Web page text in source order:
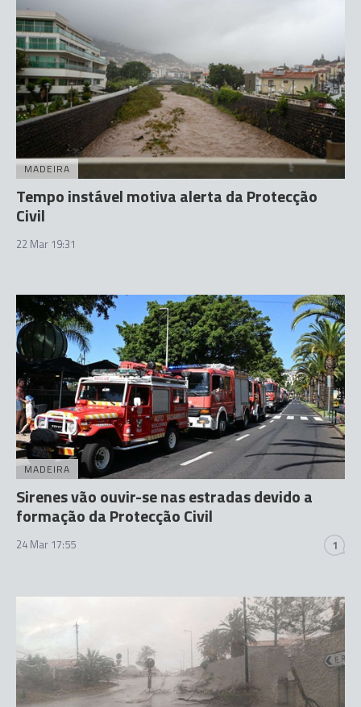
MADEIRA
Tempo instável motiva alerta da Protecção
Civil
22 Mar 19:31
MADEIRA
Sirenes vão ouvir-se nas estradas devido a
formação da Protecção Civil
24 Mar 17:55 1